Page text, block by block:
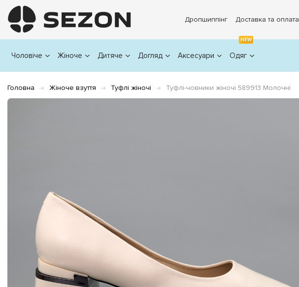
Дропшиппінг Доставка та оплата
Чоловіче Жіноче Дитяче Догляд Аксесуари
NEW
Одяг
Головна Жіноче взуття Туфлі жіночі Туфлі-човники жіночі 589913 Молочні